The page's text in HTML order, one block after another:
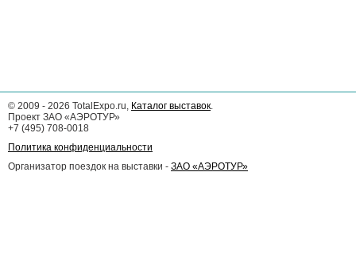
© 2009 - 2026 TotalExpo.ru, Каталог выставок.
Проект ЗАО «АЭРОТУР»
+7 (495) 708-0018
Политика конфиденциальности
Организатор поездок на выставки - ЗАО «АЭРОТУР»